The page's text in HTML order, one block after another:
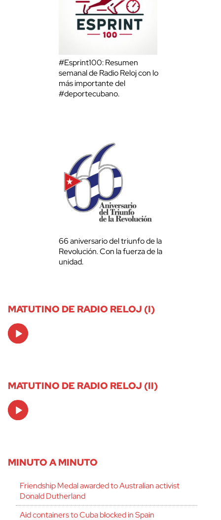
#Esprint100: Resumen
semanal de Radio Reloj con lo
más importante del
#deportecubano.
66 aniversario del triunfo de la
Revolución. Con la fuerza de la
unidad.
MATUTINO DE RADIO RELOJ (I)
Audio
Player
MATUTINO DE RADIO RELOJ (II)
Audio
Player
MINUTO A MINUTO
Friendship Medal awarded to Australian activist
Donald Dutherland
Aid containers to Cuba blocked in Spain